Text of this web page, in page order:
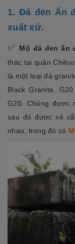
1. Đá đen Ấn
xuất xứ.
✅ Mộ đá đen ấn
thác tại quận
là một loại đá
Black Granite
G20 . Chúng được
sau đó được xẻ
nhau, trong đó có